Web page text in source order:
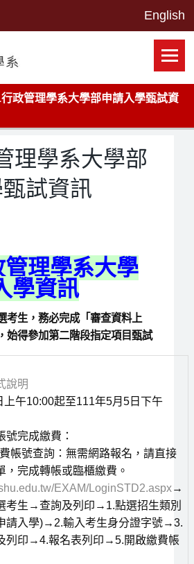
網站
行政管理學系大學部申請入學甄試資
理學系大學部
試資訊
理學系大學
學資訊
考生，務必完成「審查資料上
始得參加第二階段指定項目甄試
說明
上午10:00起至111年5月5日下午
號完成繳費：
帳號查詢：無需網路報名，請直接
，完成轉帳或臨櫃繳費。
EXAM/LoginSTD2.aspx→
考生→查詢及列印→1.點選招生類別
請入學)→2.輸入考生身分證字號→3.
列印→4.報名表列印→5.開啟繳費帳